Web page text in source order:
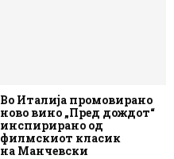
Во Италија промовирано
ново вино „Пред дождот“
инспирирано од
филмскиот класик
на Манчевски